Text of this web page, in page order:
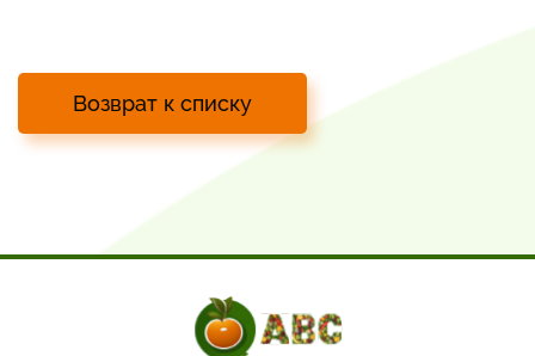
Возврат к списку